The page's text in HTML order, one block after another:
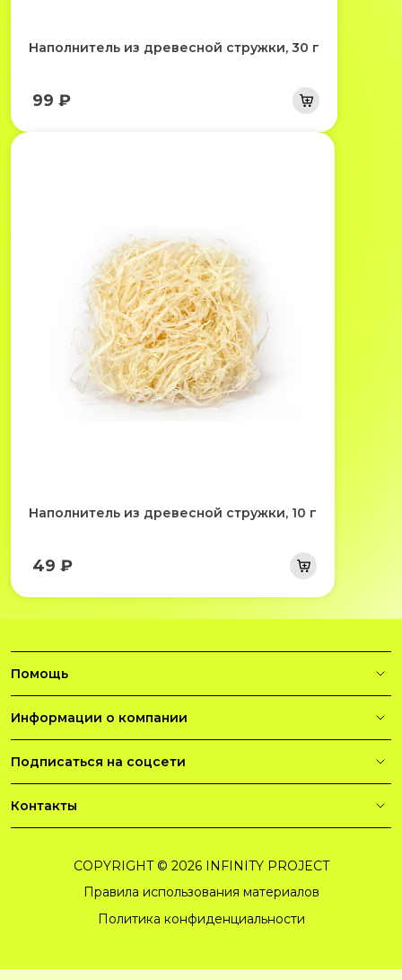
Наполнитель из древесной стружки, 30 г
99 ₽
Наполнитель из древесной стружки, 10 г
49 ₽
Помощь
Информации о компании
Подписаться на соцсети
Контакты
COPYRIGHT © 2026 INFINITY PROJECT
Правила использования материалов
Политика конфиденциальности